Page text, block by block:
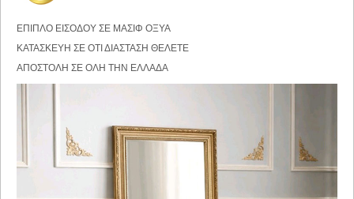
ΕΠΙΠΛΟ ΕΙΣΟΔΟΥ ΣΕ ΜΑΣΙΦ ΟΞΥΑ
ΚΑΤΑΣΚΕΥΗ ΣΕ ΟΤΙ ΔΙΑΣΤΑΣΗ ΘΕΛΕΤΕ
ΑΠΟΣΤΟΛΗ ΣΕ ΟΛΗ ΤΗΝ ΕΛΛΑΔΑ